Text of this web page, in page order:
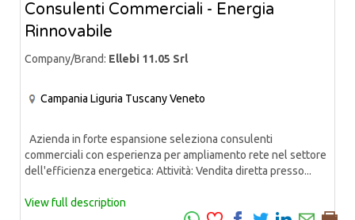
Consulenti Commerciali - Energia
Rinnovabile
Company/Brand: Ellebi 11.05 Srl
Campania Liguria TuscanyVeneto
Azienda in forte espansione seleziona consulenti
commerciali con esperienza per ampliamento rete nel settore
dell'efficienza energetica: Attività: Vendita diretta presso...
View full description